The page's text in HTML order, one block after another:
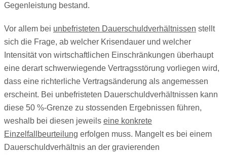
Gegenleistung bestand.
Vor allem bei unbefristeten Dauerschuldverhältnissen stellt
sich die Frage, ab welcher Krisendauer und welcher
Intensität von wirtschaftlichen Einschränkungen überhaupt
eine derart schwerwiegende Vertragsstörung vorliegen wird,
dass eine richterliche Vertragsänderung als angemessen
erscheint. Bei unbefristeten Dauerschuldverhältnissen kann
diese 50 %-Grenze zu stossenden Ergebnissen führen,
weshalb bei diesen jeweils eine konkrete
Einzelfallbeurteilung erfolgen muss. Mangelt es bei einem
Dauerschuldverhältnis an der gravierenden